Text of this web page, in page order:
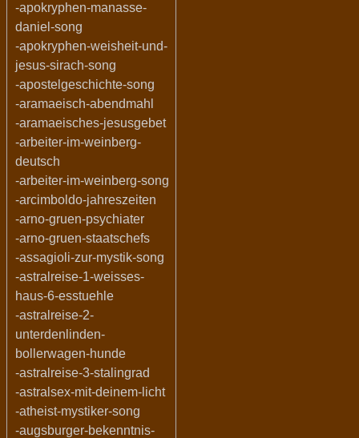
-apokryphen-manasse-
daniel-song
-apokryphen-weisheit-und-
jesus-sirach-song
-apostelgeschichte-song
-aramaeisch-abendmahl
-aramaeisches-jesusgebet
-arbeiter-im-weinberg-
deutsch
-arbeiter-im-weinberg-song
-arcimboldo-jahreszeiten
-arno-gruen-psychiater
-arno-gruen-staatschefs
-assagioli-zur-mystik-song
-astralreise-1-weisses-
haus-6-esstuehle
-astralreise-2-
unterdenlinden-
bollerwagen-hunde
-astralreise-3-stalingrad
-astralsex-mit-deinem-licht
-atheist-mystiker-song
-augsburger-bekenntnis-